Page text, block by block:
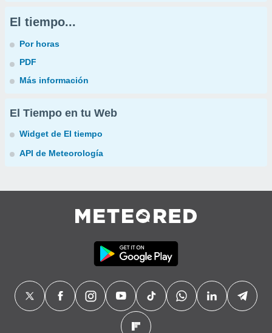
El tiempo...
Por horas
PDF
Más información
El Tiempo en tu Web
Widget de El tiempo
API de Meteorología